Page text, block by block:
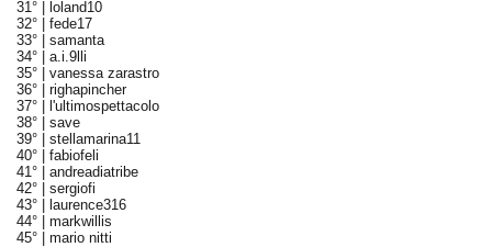
31° |
loland10
32° | fede17
33° | samanta
34° | a.i.9lli
35° | vanessa zarastro
36° | righapincher
37° |
l'ultimospettacolo
38° | save
39° | stellamarina11
40° | fabiofeli
41° | andreadiatribe
42° | sergiofi
43° |
laurence316
44° | markwillis
45° | mario nitti